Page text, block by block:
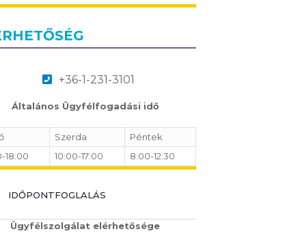
+36-1-231-3101
Általános Ügyfélfogadási idő
Szerda
Péntek
18:00
10:00-17:00 8:00-12:30
IDŐPONTFOGLALÁS
Ügyfélszolgálat elérhetősége